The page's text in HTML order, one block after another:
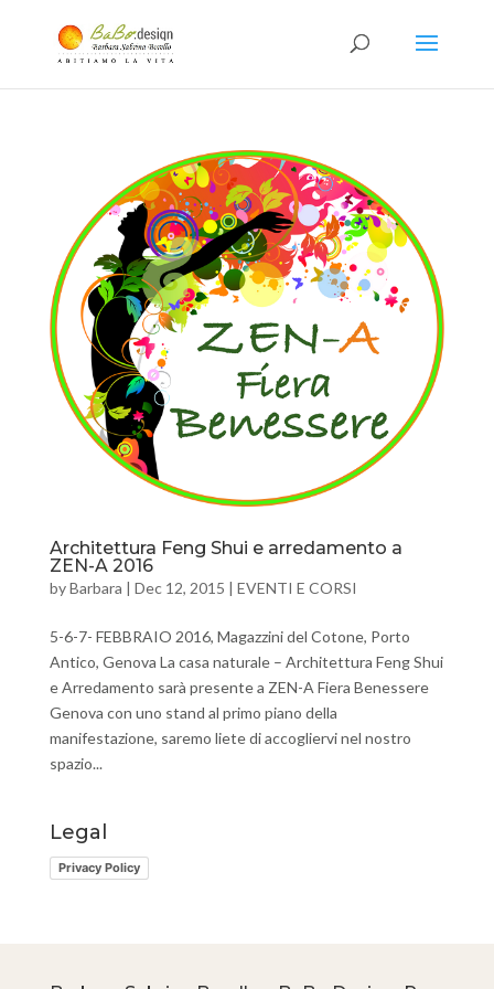
Architettura Feng Shui e arredamento a
ZEN-A 2016
byBarbara | Dec 12, 2015 | EVENTI E CORSI
5-6-7- FEBBRAIO 2016, Magazzini del Cotone, Porto
Antico, Genova La casa naturale – Architettura Feng Shui
e Arredamento sarà presente a ZEN-A Fiera Benessere
Genova con uno stand al primo piano della
manifestazione, saremo liete di accogliervi nel nostro
spazio...
Legal
Privacy Policy